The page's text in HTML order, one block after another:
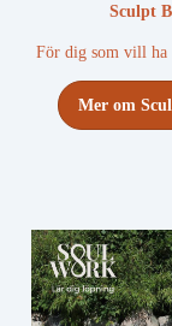
Sculpt
För dig som vill ha
Mer om